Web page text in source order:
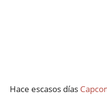
Hace escasos días